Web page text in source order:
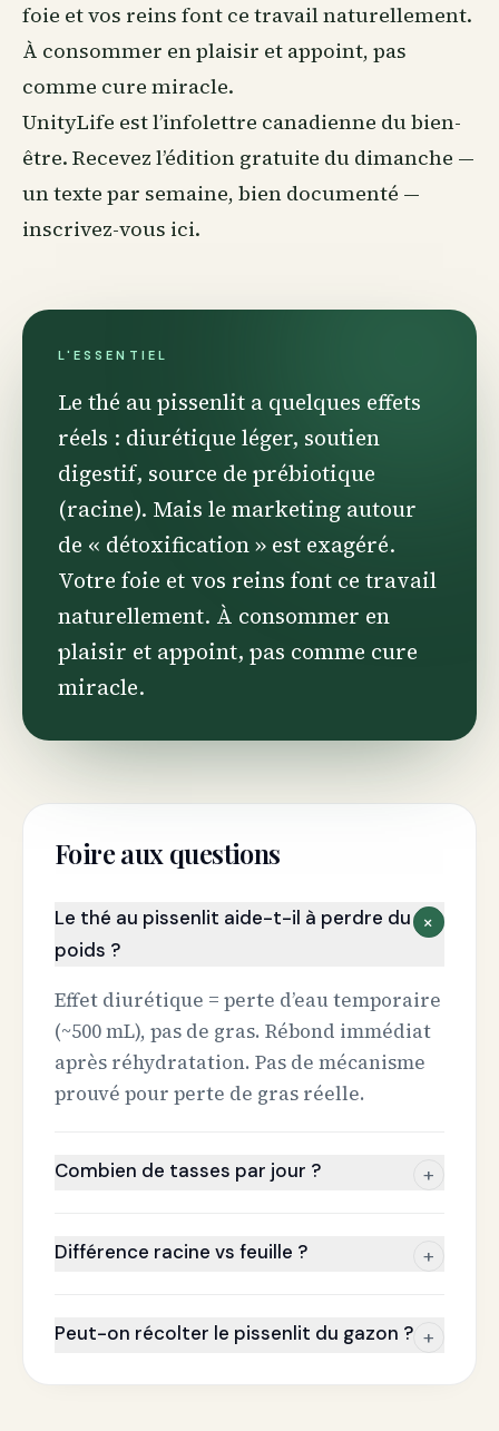
foie et vos reins font ce travail naturellement.
À consommer en plaisir et appoint, pas
comme cure miracle.
UnityLife est l’infolettre canadienne dubien-
être. Recevez l’édition gratuite du dimanche —
un texte par semaine, bien documenté —
inscrivez-vous ici.
L'ESSENTIEL
Le thé au pissenlit a quelques effets
réels : diurétique léger, soutien
digestif, source de prébiotique
(racine). Mais le marketing autour
de « détoxification » est exagéré.
Votre foie et vos reins font ce travail
naturellement. À consommer en
plaisir et appoint, pas comme cure
miracle.
Foire aux questions
Le thé au pissenlit aide-t-il à perdre du
poids ?
+
Effet diurétique = perte d’eau temporaire
(~500 mL), pas de gras. Rébond immédiat
après réhydratation. Pas de mécanisme
prouvé pour perte de gras réelle.
Combien de tasses par jour ? +
Différence racine vs feuille ? +
Peut-on récolter le pissenlit du gazon ? +